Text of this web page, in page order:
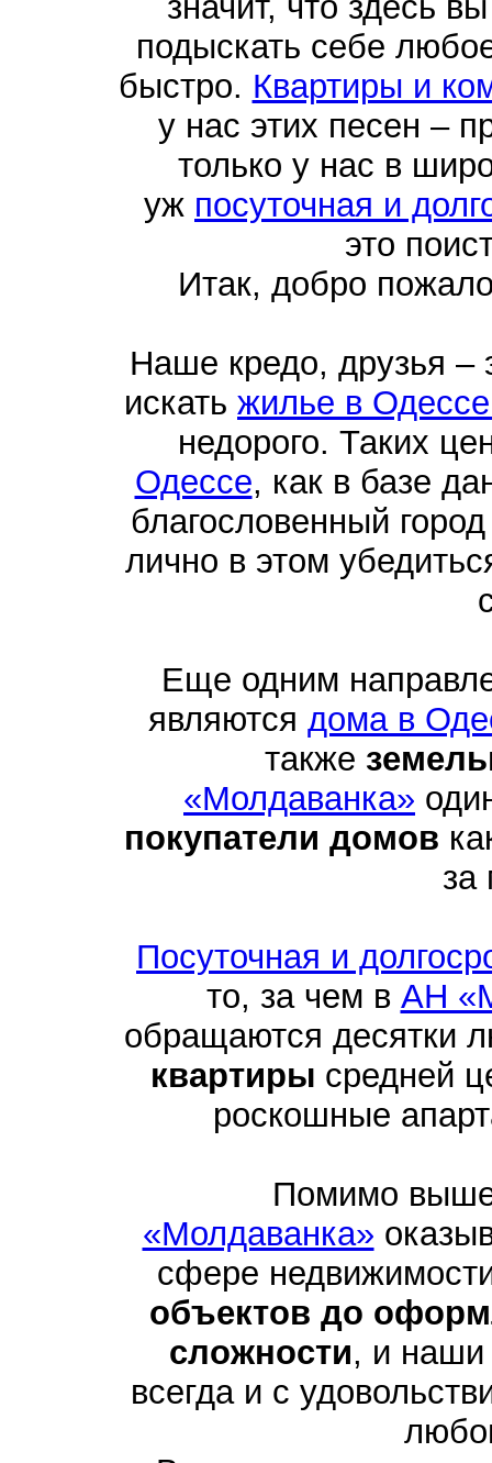
подыскать себе
быстро. Квартиры и
у нас этих песен –
только у нас в
уж посуточная и
это
Итак, добро
Наше кредо, друзья –
искать жилье в
недорого. Таких
Одессе, как в базе
благословенный
лично в этом
Еще одним
являются дома в
также
«Молдаванка»
покупатели домов
за
Посуточная и
то, за чем в АН
обращаются десятки
квартиры средней
роскошные
Помимо
«Молдаванка»
сфере
объектов до
сложности, и наши
всегда и с